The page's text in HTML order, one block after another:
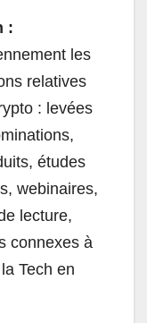
:
les
relatives
: levées
études
webinaires,
lecture,
connexes à
Tech en